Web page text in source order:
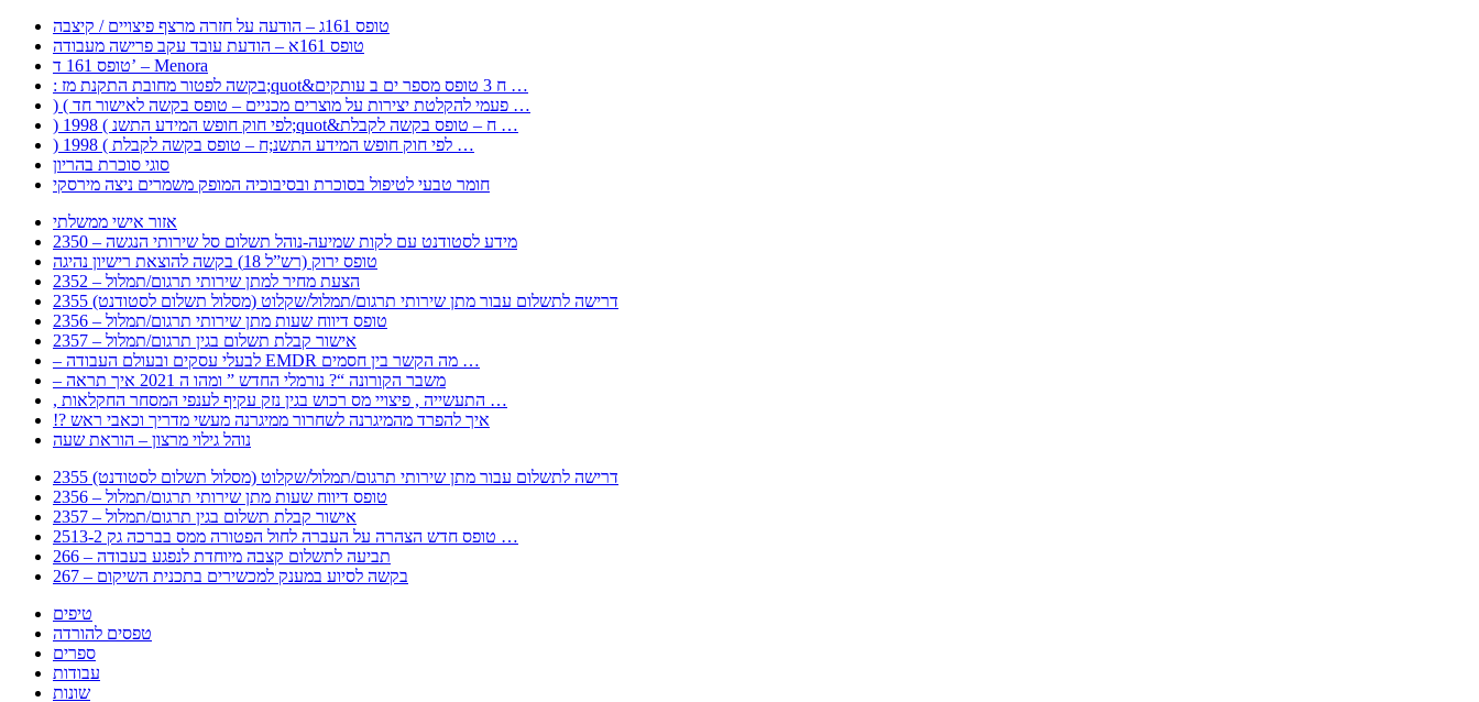
טופס 161ג – הודעה על חזרה מרצף פיצויים / קיצבה
טופס 161א – הודעת עובד עקב פרישה מעבודה
טופס 161 ד’ – Menora
: בקשה לפטור מחובת התקנת מז;quot&ח 3 טופס מספר ים ב עותקים …
) ( פעמי להקלטת יצירות על מוצרים מכניים – טופס בקשה לאישור חד …
) 1998 ( לפי חוק חופש המידע התשנ;quot&ח – טופס בקשה לקבלת …
) 1998 ( לפי חוק חופש המידע התשנ;ח – טופס בקשה לקבלת …
סוגי סוכרת בהריון
חומר טבעי לטיפול בסוכרת ובסיבוכיה המופק משמרים ניצה מירסקי
אזור אישי ממשלתי
2350 – מידע לסטודנט עם לקות שמיעה-נוהל תשלום סל שירותי הנגשה
טופס ירוק (רש”ל 18) בקשה להוצאת רישיון נהיגה
2352 – הצעת מחיר למתן שירותי תרגום/תמלול
2355 דרישה לתשלום עבור מתן שירותי תרגום/תמלול/שקלוט (מסלול תשלום לסטודנט)
2356 – טופס דיווח שעות מתן שירותי תרגום/תמלול
2357 – אישור קבלת תשלום בגין תרגום/תמלול
– לבעלי עסקים ובעולם העבודה EMDR מה הקשר בין חסמים …
– משבר הקורונה “? נורמלי החדש ” ומהו ה 2021 איך תראה
, התעשייה , פיצויי מס רכוש בגין נזק עקיף לענפי המסחר החקלאות …
!? איך להפרד מהמיגרנה לשחרור ממיגרנה מעשי מדריך וכאבי ראש
נוהל גילוי מרצון – הוראת שעה
2355 דרישה לתשלום עבור מתן שירותי תרגום/תמלול/שקלוט (מסלול תשלום לסטודנט)
2356 – טופס דיווח שעות מתן שירותי תרגום/תמלול
2357 – אישור קבלת תשלום בגין תרגום/תמלול
2513-2 טופס חדש הצהרה על העברה לחול הפטורה ממס בברכה גק …
266 – תביעה לתשלום קצבה מיוחדת לנפגע בעבודה
267 – בקשה לסיוע במענק למכשירים בתכנית השיקום
טיפים
טפסים להורדה
ספרים
עבודות
שונות